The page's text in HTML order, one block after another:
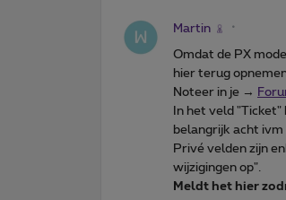
Martin
Omdat de PX
hier terug
Noteer in je →
In het veld
belangrijk acht ivm
Privé velden zijn
wijzigingen op".
Meldt het hier